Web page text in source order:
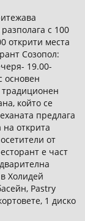
с 100
открити места
Созопол:
19.00-
основен
традиционен
който се
предлага
открита
от
е част
Холидей
Pastry
1 диско